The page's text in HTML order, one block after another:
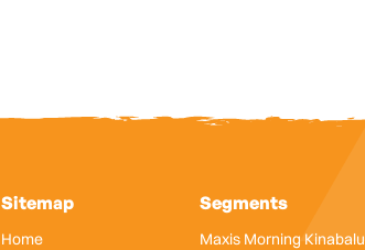
Sitemap
Home
Segments
Maxis Morning Kinabalu